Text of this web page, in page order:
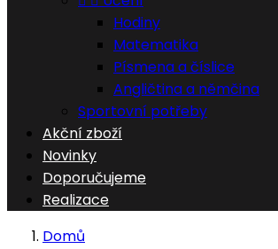
Hodiny
Matematika
Písmena a číslice
Angličtina a němčina
Sportovní potřeby
Akční zboží
Novinky
Doporučujeme
Realizace
Domů